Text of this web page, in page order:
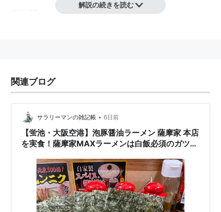
解説の続きを読む
関連ブログ
サラリーマンの雑記帳 • 6日前
【蛍池・大阪空港】泡豚醤油ラーメン 薩摩家 本店
を実食！薩摩家MAXラーメンは白飯必須のガツン